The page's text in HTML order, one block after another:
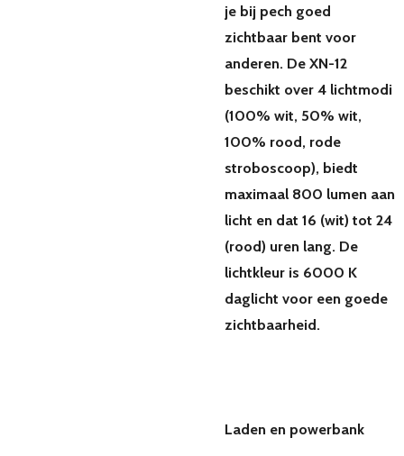
je bij pech goed
zichtbaar bent voor
anderen. De XN-12
beschikt over 4 lichtmodi
(100% wit, 50% wit,
100% rood, rode
stroboscoop), biedt
maximaal 800 lumen aan
licht en dat 16 (wit) tot 24
(rood) uren lang. De
lichtkleur is 6000 K
daglicht voor een goede
zichtbaarheid.
Laden en powerbank